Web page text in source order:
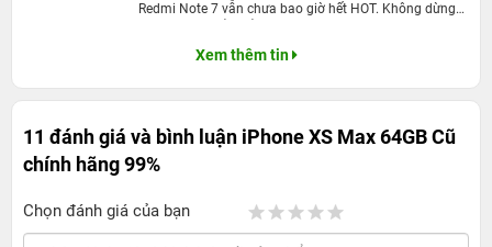
Redmi Note 7 vẫn chưa bao giờ hết HOT. Không dừng
độ bền còn được tối ưu đến mức cao nhất. Mới nhất,
Note 7 được nhắc đến là chiếc điện thoại có ít lỗi hơn
Xem thêm tin
11 đánh giá và bình luận iPhone XS Max 64GB Cũ
chính hãng 99%
Chọn đánh giá của bạn